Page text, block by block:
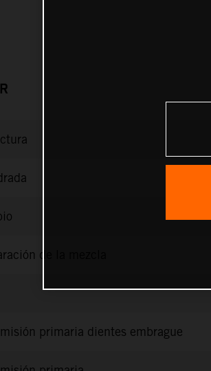
de la mezcla
primaria dientes embrague